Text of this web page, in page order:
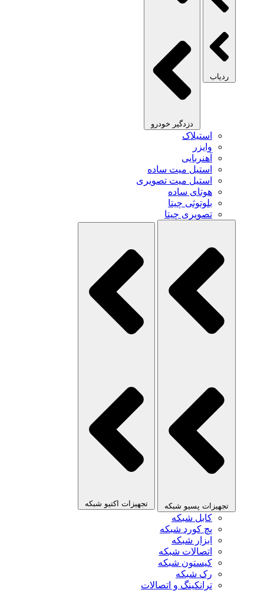
ردیاب
دزدگیر خودرو
استیلاک
وایزر
آهنربایی
استیل میت ساده
استیل میت تصویری
هوتای ساده
بلوتوثی چیتا
تصویری چیتا
تجهیزات پسیو شبکه تجهیزات اکتیو شبکه
کابل شبکه
پچ کورد شبکه
ابزار شبکه
اتصالات شبکه
کیستون شبکه
رک شبکه
ترانکینگ و اتصالات